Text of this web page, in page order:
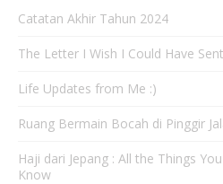
Catatan Akhir Tahun 2024
The Letter I Wish I Could Have Sent
Life Updates from Me :)
Ruang Bermain Bocah di Pinggir
Haji dari Jepang : All the Things
Know